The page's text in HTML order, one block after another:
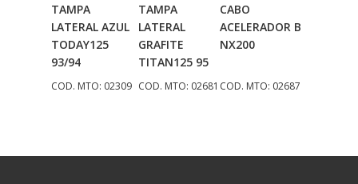
Adicionar
Ao Carrinho
TAMPA
LATERAL AZUL
TODAY125
93/94
COD. MTO: 02309
Adicionar
Ao Carrinho
TAMPA
LATERAL
GRAFITE
TITAN125 95
COD. MTO: 02681
Adicionar
Ao Carrinho
CABO
ACELERADOR B
NX200
COD. MTO: 02687